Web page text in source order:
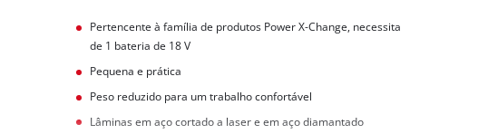
Pertencente à família de produtos Power X-Change, necessita
de 1 bateria de 18 V
Pequena e prática
Peso reduzido para um trabalho confortável
Lâminas em aço cortado a laser e em aço diamantado